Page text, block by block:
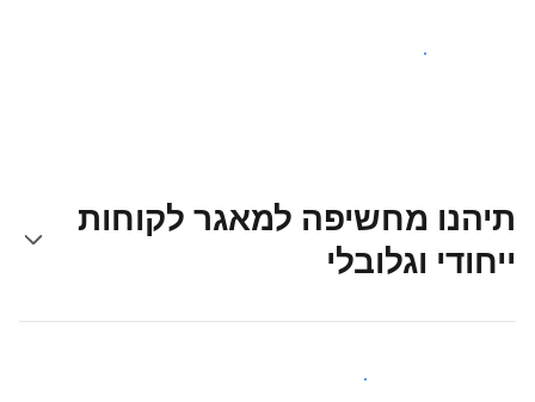
צאו לדרך עוד היום
תיהנו מחשיפה למאגר לקוחות
ייחודי וגלובלי
קבלו חשיפה בפני אורחים חדשים